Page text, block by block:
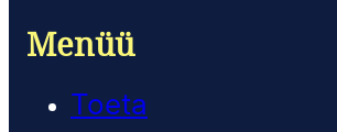
Menüü
Toeta